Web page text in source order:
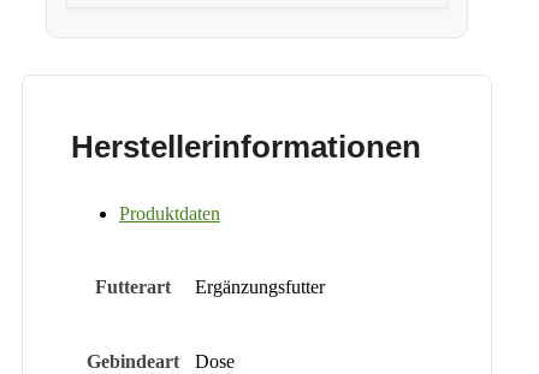
Herstellerinformationen
Produktdaten
Futterart Ergänzungsfutter
Gebindeart Dose